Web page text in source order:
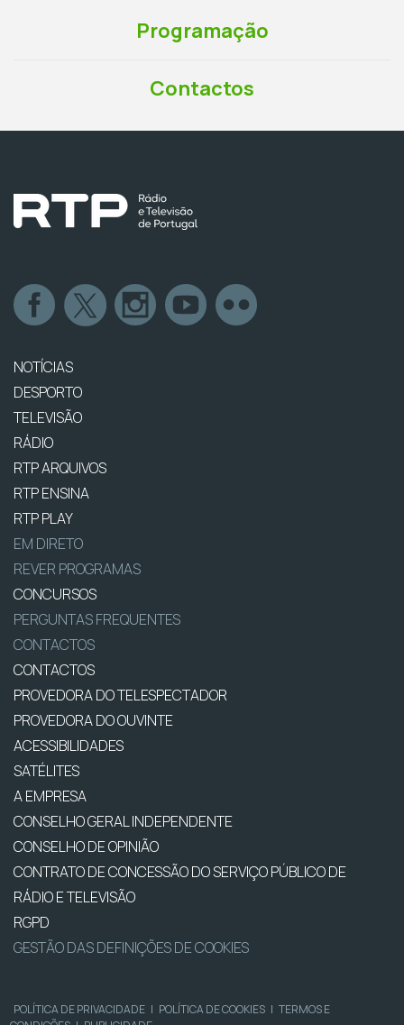
Programação
Contactos
NOTÍCIAS
DESPORTO
TELEVISÃO
RÁDIO
RTP ARQUIVOS
RTP ENSINA
RTP PLAY
EM DIRETO
REVER PROGRAMAS
CONCURSOS
PERGUNTAS FREQUENTES
CONTACTOS
CONTACTOS
PROVEDORA DO TELESPECTADOR
PROVEDORA DO OUVINTE
ACESSIBILIDADES
SATÉLITES
A EMPRESA
CONSELHO GERAL INDEPENDENTE
CONSELHO DE OPINIÃO
CONTRATO DE CONCESSÃO DO SERVIÇO PÚBLICO DE
RÁDIO E TELEVISÃO
RGPD
GESTÃO DAS DEFINIÇÕES DE COOKIES
POLÍTICA DE PRIVACIDADE | POLÍTICA DE COOKIES | TERMOS E